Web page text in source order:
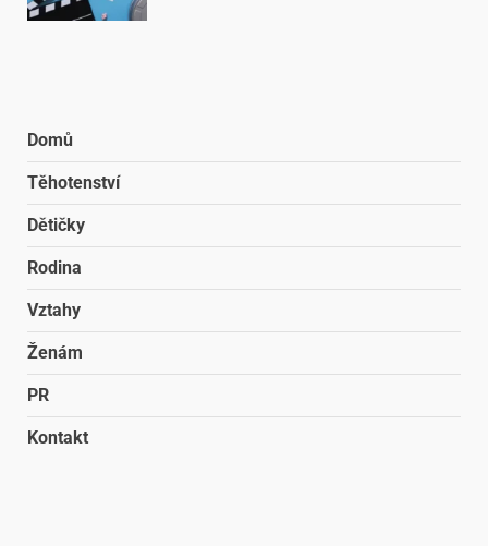
Domů
Těhotenství
Dětičky
Rodina
Vztahy
Ženám
PR
Kontakt